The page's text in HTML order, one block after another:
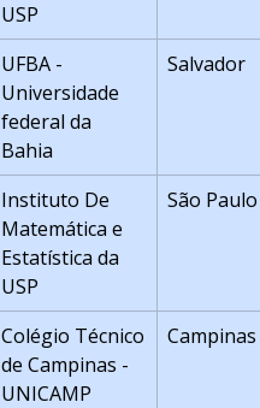
USP
UFBA -
Universidade
federal da
Bahia
Salvador
Instituto De
Matemática e
Estatística da
USP
São Paulo
Colégio Técnico
de Campinas -
UNICAMP
Campinas